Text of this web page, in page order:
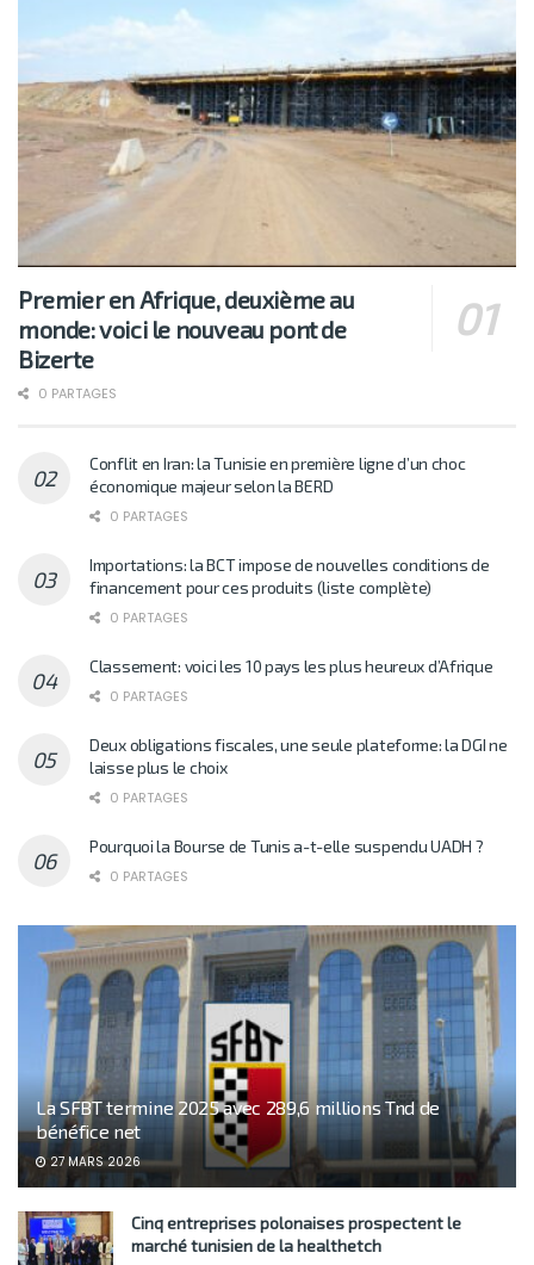
Premier en Afrique, deuxième au
monde: voici le nouveau pont de
Bizerte
0 PARTAGES
Conflit en Iran: la Tunisie en première ligne d’un choc
économique majeur selon la BERD
0 PARTAGES
Importations: la BCT impose de nouvelles conditions de
financement pour ces produits (liste complète)
0 PARTAGES
Classement: voici les 10 pays les plus heureux d’Afrique
0 PARTAGES
Deux obligations fiscales, une seule plateforme: la DGI ne
laisse plus le choix
0 PARTAGES
Pourquoi la Bourse de Tunis a-t-elle suspendu UADH ?
0 PARTAGES
La SFBT termine 2025 avec 289,6 millions Tnd de
bénéfice net
27 MARS 2026
Cinq entreprises polonaises prospectent le
marché tunisien de la healthetch